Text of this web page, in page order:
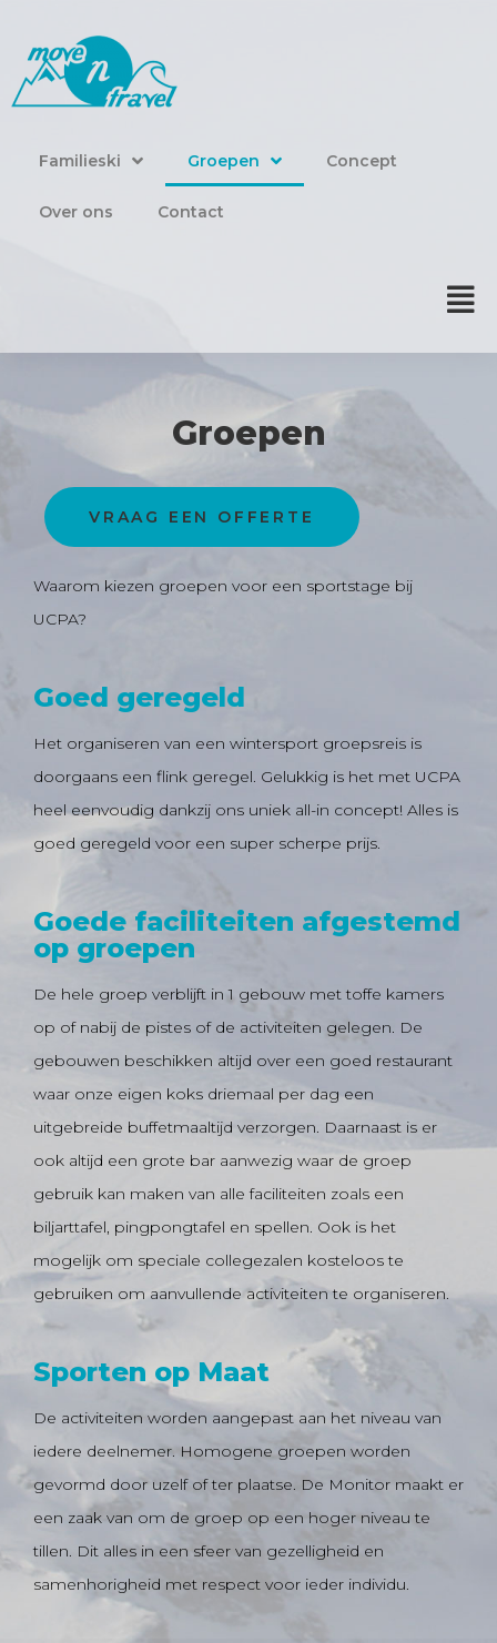
Familieski Groepen Concept
Over ons Contact
Familieski
Groepen
Over ons
Contact
Bestemming in de
All in skivakantie
Groepen
VRAAG EEN OFFERTE
Waarom kiezen groepen voor een sportstage bij
UCPA?
Goed geregeld
Het organiseren van een wintersport groepsreis is
doorgaans een flink geregel. Gelukkig is het met UCPA
heel eenvoudig dankzij ons uniek all-in concept! Alles is
goed geregeld voor een super scherpe prijs.
Goede faciliteiten afgestemd
op groepen
De hele groep verblijft in 1 gebouw met toffe kamers
op of nabij de pistes of de activiteiten gelegen. De
gebouwen beschikken altijd over een goed restaurant
waar onze eigen koks driemaal per dag een
uitgebreide buffetmaaltijd verzorgen. Daarnaast is er
ook altijd een grote bar aanwezig waar de groep
gebruik kan maken van alle faciliteiten zoals een
biljarttafel, pingpongtafel en spellen. Ook is het
mogelijk om speciale collegezalen kosteloos te
gebruiken om aanvullende activiteiten te organiseren.
Sporten op Maat
De activiteiten worden aangepast aan het niveau van
iedere deelnemer. Homogene groepen worden
gevormd door uzelf of ter plaatse. De Monitor maakt er
een zaak van om de groep op een hoger niveau te
tillen. Dit alles in een sfeer van gezelligheid en
samenhorigheid met respect voor ieder individu.